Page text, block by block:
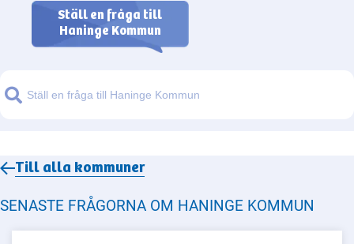
REGIONER
Ställ en fråga till
Haninge Kommun
Sök
Till alla kommuner
SENASTE FRÅGORNA OM HANINGE KOMMUN